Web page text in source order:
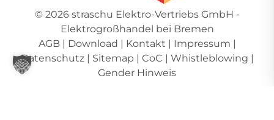
© 2026 straschu Elektro-Vertriebs GmbH -
Elektrogroßhandel bei Bremen
AGB | Download | Kontakt | Impressum |
Datenschutz| Sitemap | CoC | Whistleblowing |
Gender Hinweis